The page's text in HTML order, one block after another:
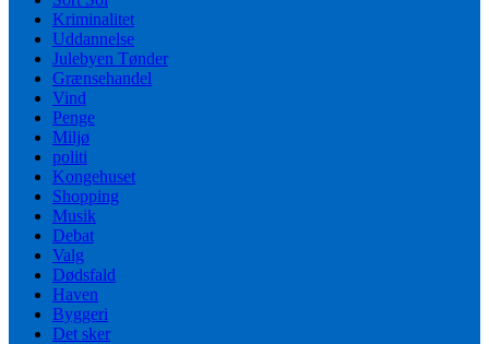
Kriminalitet
Uddannelse
Julebyen Tønder
Grænsehandel
Vind
Penge
Miljø
politi
Kongehuset
Shopping
Musik
Debat
Valg
Dødsfald
Haven
Byggeri
Det sker